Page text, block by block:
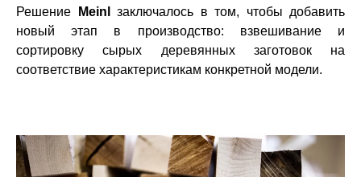
Решение
Meinl
заключалось в том, чтобы добавить
новый этап в производство: взвешивание и
сортировку сырых деревянных заготовок на
соответствие характеристикам конкретной модели.